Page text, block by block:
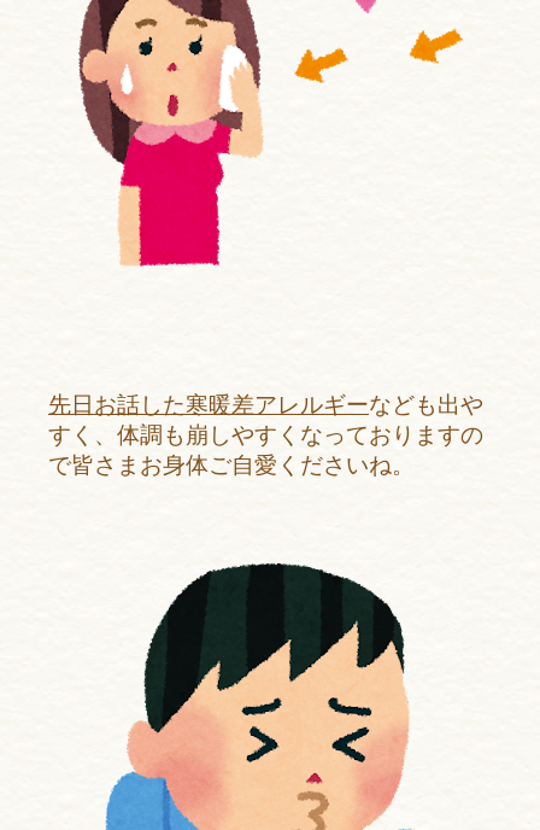
先日お話した寒暖差アレルギーなども出や
すく、体調も崩しやすくなっておりますの
で皆さまお身体ご自愛くださいね。